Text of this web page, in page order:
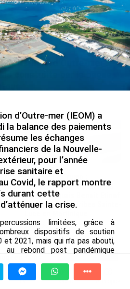
chefs-lieux d’Outre-mer :
construite par le bagne,
:
De Messi à Trump :
l’expérience internationale
du Martiniquais Benoît Etinof
au service du Karibea Sainte-
le 07/08/2026
Yanis
Tv Radio A Propos
d’Outre-mer (IEOM) a
la balance des paiements
les échanges
de la Nouvelle-
pour l’année
sanitaire et
Covid, le rapport montre
durant cette
la crise.
limitées, grâce à
dispositifs de soutien
2021, mais qui n’a pas abouti,
au rebond post pandémique
contraire, 2021 a marqué une
Intérieur Brut, a -2.1 %.